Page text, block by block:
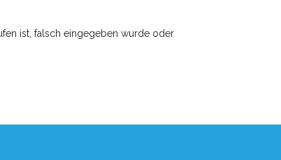
ist, falsch eingegeben wurde oder